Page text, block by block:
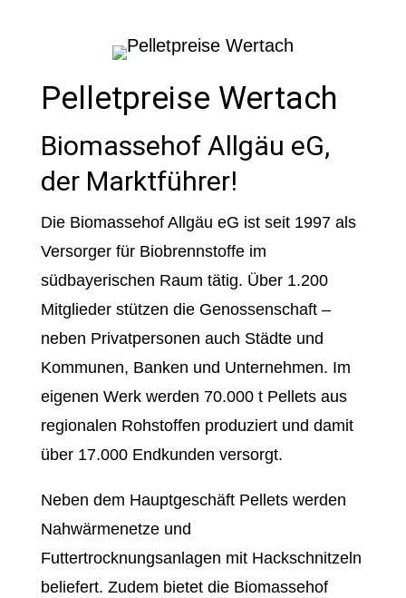
Pelletpreise Wertach
Biomassehof Allgäu eG,
der Marktführer!
Die Biomassehof Allgäu eG ist seit 1997 als
Versorger für Biobrennstoffe im
südbayerischen Raum tätig. Über 1.200
Mitglieder stützen die Genossenschaft –
neben Privatpersonen auch Städte und
Kommunen, Banken und Unternehmen. Im
eigenen Werk werden 70.000 t Pellets aus
regionalen Rohstoffen produziert und damit
über 17.000 Endkunden versorgt.
Neben dem Hauptgeschäft Pellets werden
Nahwärmenetze und
Futtertrocknungsanlagen mit Hackschnitzeln
beliefert. Zudem bietet die Biomassehof